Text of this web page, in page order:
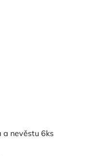
a nevěstu 6ks